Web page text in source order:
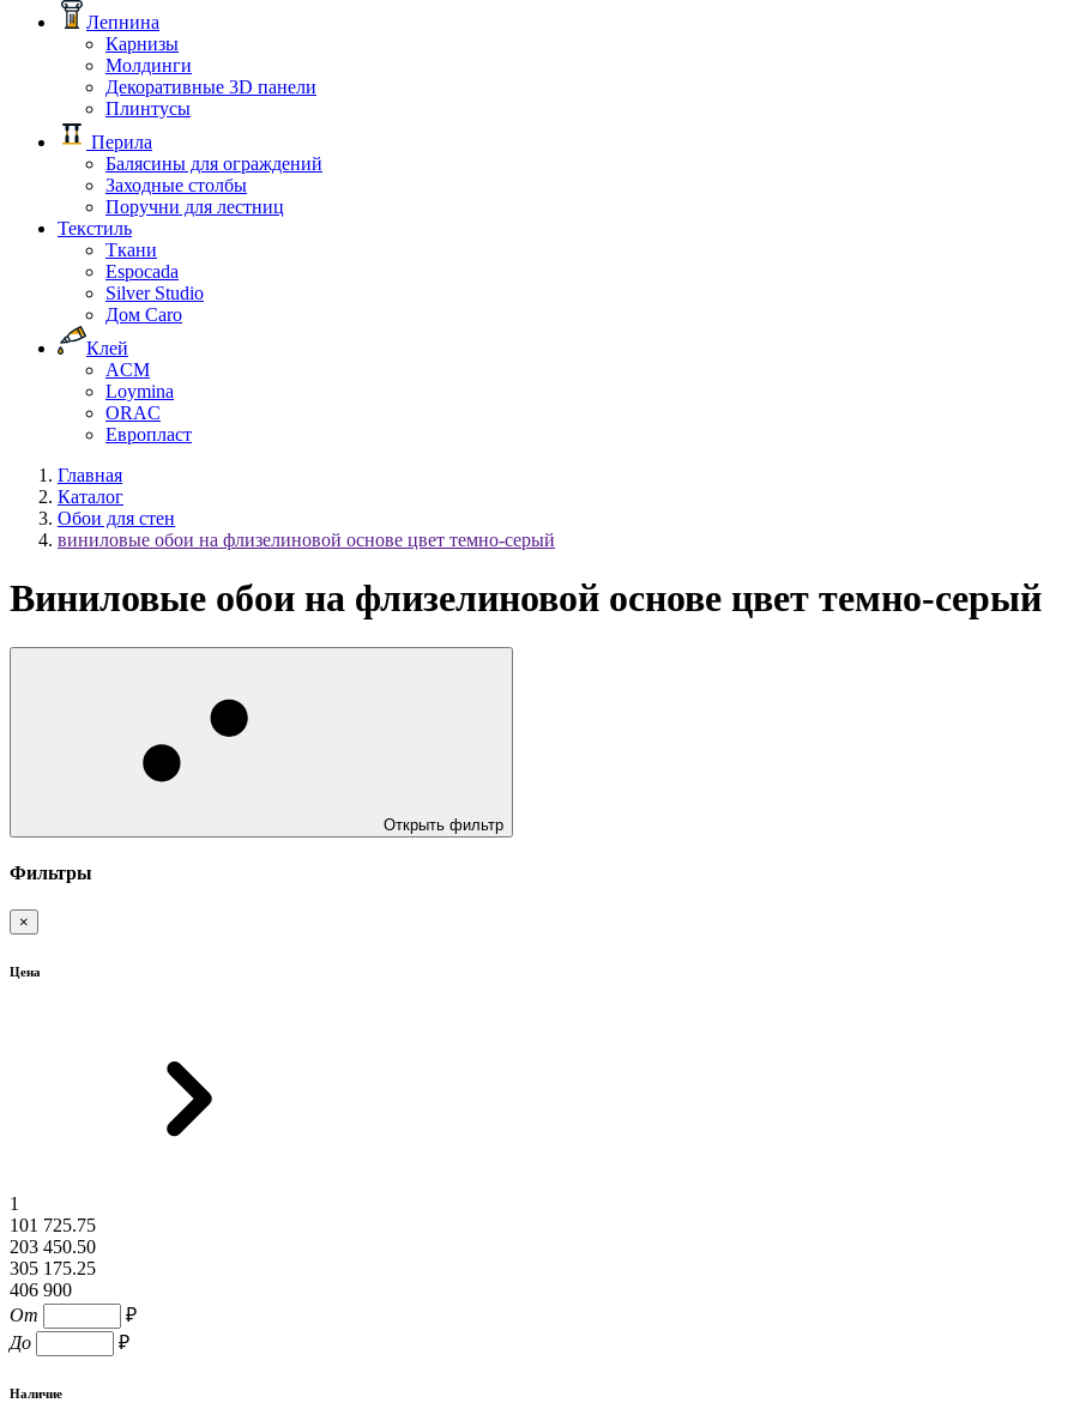
Лепнина
Карнизы
Молдинги
Декоративные 3D панели
Плинтусы
Перила
Балясины для ограждений
Заходные столбы
Поручни для лестниц
Текстиль
Ткани
Espocada
Silver Studio
Дом Caro
Клей
ACM
Loymina
ORAC
Европласт
Главная
Каталог
Обои для стен
виниловые обои на флизелиновой основе цвет темно-серый
Виниловые обои на флизелиновой основе цвет темно-серый
Открыть фильтр
Фильтры
×
Цена
1
101 725.75
203 450.50
305 175.25
406 900
От
₽
До
₽
Наличие